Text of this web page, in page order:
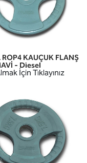
ROP4 KAUÇUK FLANŞ
- Diesel
İçin Tıklayınız